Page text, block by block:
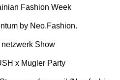
Fashion Week
by Neo.Fashion.
Show
x Mugler Party